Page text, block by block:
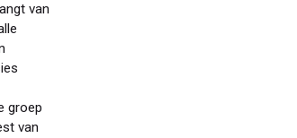
van
groep
van